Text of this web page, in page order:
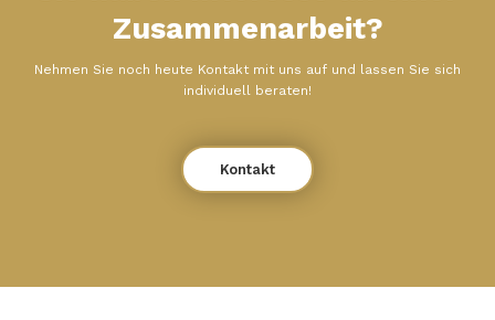
Zusammenarbeit?
Nehmen Sie noch heute Kontakt mit uns auf und lassen Sie sich
individuell beraten!
Kontakt